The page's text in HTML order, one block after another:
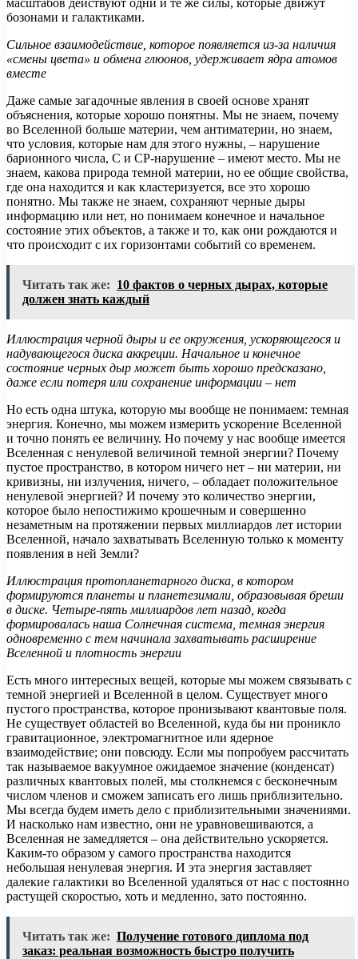
бозонами и галактиками.
Сильное взаимодействие, которое появляется из-за наличия
«смены цвета» и обмена глюонов, удерживает ядра атомов
вместе
Даже самые загадочные явления в своей основе хранят
объяснения, которые хорошо понятны. Мы не знаем, почему
во Вселенной больше материи, чем антиматерии, но знаем,
что условия, которые нам для этого нужны, ­– нарушение
барионного числа, С и СР-нарушение – имеют место. Мы не
знаем, какова природа темной материи, но ее общие свойства,
где она находится и как кластеризуется, все это хорошо
понятно. Мы также не знаем, сохраняют черные дыры
информацию или нет, но понимаем конечное и начальное
состояние этих объектов, а также и то, как они рождаются и
что происходит с их горизонтами событий со временем.
Читать так же: 10 фактов о черных дырах, которые
должен знать каждый
Иллюстрация черной дыры и ее окружения, ускоряющегося и
надувающегося диска аккреции. Начальное и конечное
состояние черных дыр может быть хорошо предсказано,
даже если потеря или сохранение информации – нет
Но есть одна штука, которую мы вообще не понимаем: темная
энергия. Конечно, мы можем измерить ускорение Вселенной
и точно понять ее величину. Но почему у нас вообще имеется
Вселенная с ненулевой величиной темной энергии? Почему
пустое пространство, в котором ничего нет – ни материи, ни
кривизны, ни излучения, ничего, – обладает положительное
ненулевой энергией? И почему это количество энергии,
которое было непостижимо крошечным и совершенно
незаметным на протяжении первых миллиардов лет истории
Вселенной, начало захватывать Вселенную только к моменту
появления в ней Земли?
Иллюстрация протопланетарного диска, в котором
формируются планеты и планетезимали, образовывая бреши
в диске. Четыре-пять миллиардов лет назад, когда
формировалась наша Солнечная система, темная энергия
одновременно с тем начинала захватывать расширение
Вселенной и плотность энергии
Есть много интересных вещей, которые мы можем связывать с
темной энергией и Вселенной в целом. Существует много
пустого пространства, которое пронизывают квантовые поля.
Не существует областей во Вселенной, куда бы ни проникло
гравитационное, электромагнитное или ядерное
взаимодействие; они повсюду. Если мы попробуем рассчитать
так называемое вакуумное ожидаемое значение (конденсат)
различных квантовых полей, мы столкнемся с бесконечным
числом членов и сможем записать его лишь приблизительно.
Мы всегда будем иметь дело с приблизительными значениями.
И насколько нам известно, они не уравновешиваются, а
Вселенная не замедляется – она действительно ускоряется.
Каким-то образом у самого пространства находится
небольшая ненулевая энергия. И эта энергия заставляет
далекие галактики во Вселенной удаляться от нас с постоянно
растущей скоростью, хоть и медленно, зато постоянно.
Читать так же: Получение готового диплома под
заказ: реальная возможность быстро получить